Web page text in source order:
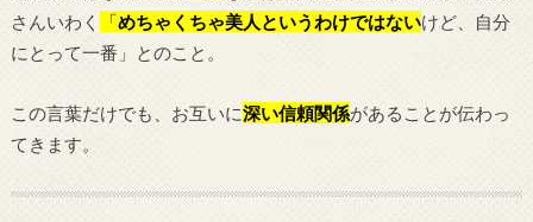
さんいわく
「めちゃくちゃ美人というわけではないけど、自分
にとって一番」とのこと。
この言葉だけでも、お互いに深い信頼関係があることが伝わっ
てきます。